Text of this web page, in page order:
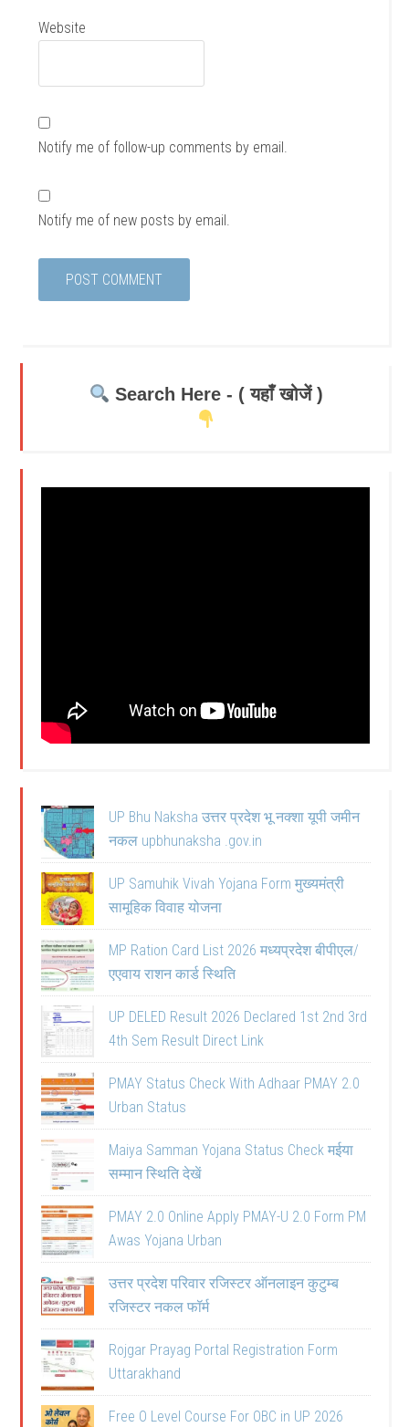
Website
Notify me of follow-up comments by email.
Notify me of new posts by email.
Search Here - ( यहाँ खोजें )
UP Bhu Naksha उत्तर प्रदेश भू नक्शा यूपी जमीन
नकल upbhunaksha .gov.in
UP Samuhik Vivah Yojana Form मुख्यमंत्री
सामूहिक विवाह योजना
MP Ration Card List 2026 मध्यप्रदेश बीपीएल/
एएवाय राशन कार्ड स्थिति
UP DELED Result 2026 Declared 1st 2nd 3rd
4th Sem Result Direct Link
PMAY Status Check With Adhaar PMAY 2.0
Urban Status
Maiya Samman Yojana Status Check मईया
सम्मान स्थिति देखें
PMAY 2.0 Online Apply PMAY-U 2.0 Form PM
Awas Yojana Urban
उत्तर प्रदेश परिवार रजिस्टर ऑनलाइन कुटुम्ब
रजिस्टर नकल फॉर्म
Rojgar Prayag Portal Registration Form
Uttarakhand
Free O Level Course For OBC in UP 2026